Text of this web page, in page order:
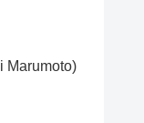
Marumoto)